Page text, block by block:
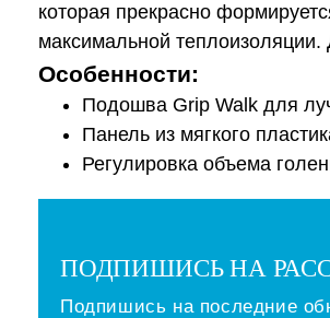
которая прекрасно
максимальной
Особенности:
Подошва Grip Walk для
Панель из мягкого
Регулировка объема
ПОДПИШИСЬ НА
Подпишись на последние